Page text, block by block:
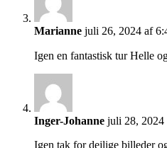
Marianne juli 26, 2024 af
Igen en fantastisk tur Helle
Inger-Johanne juli 28, 2024
Igen tak for dejlige billeder